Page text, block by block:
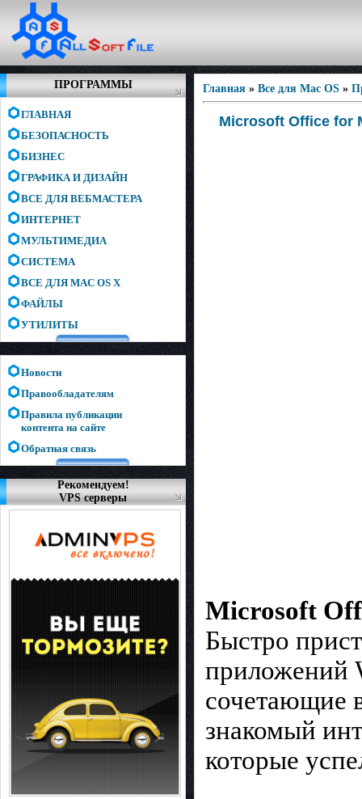
ПРОГРАММЫ
ГЛАВНАЯ
БЕЗОПАСНОСТЬ
БИЗНЕС
ГРАФИКА И ДИЗАЙН
ВСЕ ДЛЯ ВЕБМАСТЕРА
ИНТЕРНЕТ
МУЛЬТИМЕДИА
СИСТЕМА
ВСЕ ДЛЯ MAC OS X
ФАЙЛЫ
УТИЛИТЫ
Новости
Правообладателям
Правила публикации
контента на сайте
Обратная связь
Рекомендуем!
VPS серверы
Главная » Все для Mac OS »
Microsoft Office for
Microsoft
Быстро
приложений
сочетающие
знакомый
которые